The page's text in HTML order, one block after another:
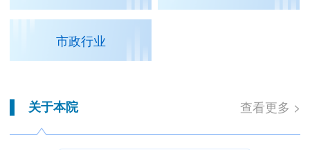
市政行业
关于本院 查看更多 >